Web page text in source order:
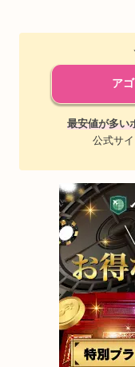
ア
最安値が多い
公式サイ